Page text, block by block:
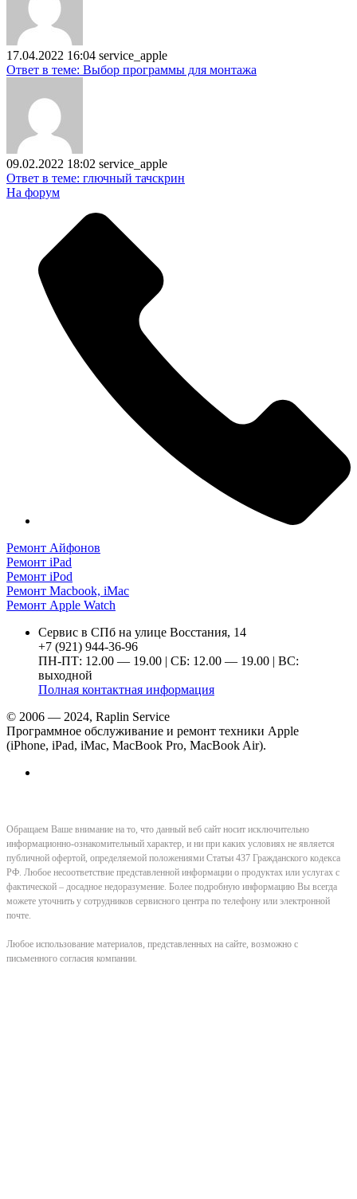
17.04.2022 16:04 service_apple
Ответ в теме: Выбор программы для монтажа
09.02.2022 18:02 service_apple
Ответ в теме: глючный тачскрин
На форум
Ремонт Айфонов
Ремонт iPad
Ремонт iPod
Ремонт Macbook, iMac
Ремонт Apple Watch
Сервис в СПб на улице Восстания, 14
+7 (921) 944-36-96
ПН-ПТ: 12.00 — 19.00 | СБ: 12.00 — 19.00 | ВС:
выходной
Полная контактная информация
© 2006 — 2024, Raplin Service
Программное обслуживание и ремонт техники Apple
(iPhone, iPad, iMac, MacBook Pro, MacBook Air).
Обращаем Ваше внимание на то, что данный веб сайт носит исключительно
информационно-ознакомительный характер, и ни при каких условиях не является
публичной офертой, определяемой положениями Статьи 437 Гражданского кодекса
РФ. Любое несоответствие представленной информации о продуктах или услугах с
фактической – досадное недоразумение. Более подробную информацию Вы всегда
можете уточнить у сотрудников сервисного центра по телефону или электронной
почте.
Любое использование материалов, представленных на сайте, возможно с
письменного согласия компании.